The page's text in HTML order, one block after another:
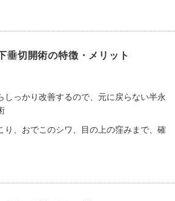
垂切開術の特徴・メリット
しっかり改善するので、元に戻らない半永
り、おでこのシワ、目の上の窪みまで、確